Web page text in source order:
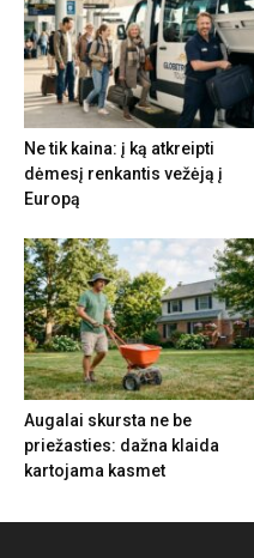
Ne tik kaina: į ką atkreipti
dėmesį renkantis vežėją į
Europą
Augalai skursta ne be
priežasties: dažna klaida
kartojama kasmet